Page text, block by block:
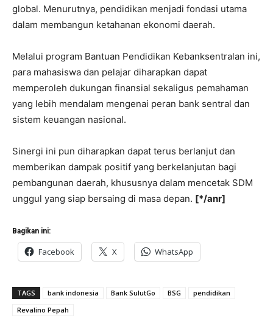
global. Menurutnya, pendidikan menjadi fondasi utama
dalam membangun ketahanan ekonomi daerah.
Melalui program Bantuan Pendidikan Kebanksentralan ini,
para mahasiswa dan pelajar diharapkan dapat
memperoleh dukungan finansial sekaligus pemahaman
yang lebih mendalam mengenai peran bank sentral dan
sistem keuangan nasional.
Sinergi ini pun diharapkan dapat terus berlanjut dan
memberikan dampak positif yang berkelanjutan bagi
pembangunan daerah, khususnya dalam mencetak SDM
unggul yang siap bersaing di masa depan. [*/anr]
Bagikan ini:
Facebook X WhatsApp
TAGS bank indonesia Bank SulutGo BSG
pendidikan
Revalino Pepah